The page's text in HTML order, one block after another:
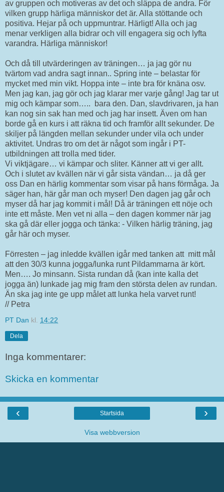
av gruppen och motiveras av det och släppa de andra. För
vilken grupp härliga människor det är. Alla stöttande och
positiva. Hejar på och uppmuntrar. Härligt! Alla och jag
menar verkligen alla bidrar och vill engagera sig och lyfta
varandra. Härliga människor!
Och då till utvärderingen av träningen… ja jag gör nu
tvärtom vad andra sagt innan.. Spring inte – belastar för
mycket med min vikt. Hoppa inte – inte bra för knäna osv.
Men jag kan, jag gör och jag klarar mer varje gång! Jag tar ut
mig och kämpar som….. bara den. Dan, slavdrivaren, ja han
kan nog sin sak han med och jag har insett. Även om han
borde gå en kurs i att räkna tid och framför allt sekunder. De
skiljer på längden mellan sekunder under vila och under
aktivitet. Undras tro om det är något som ingår i PT-
utbildningen att trolla med tider.
Vi viktjägare… vi kämpar och sliter. Känner att vi ger allt.
Och i slutet av kvällen när vi går sista vändan… ja då ger
oss Dan en härlig kommentar som visar på hans förmåga. Ja
säger han, här går man och myser! Den dagen jag går och
myser då har jag kommit i mål! Då är träningen ett nöje och
inte ett måste. Men vet ni alla – den dagen kommer när jag
ska gå där eller jogga och tänka: - Vilken härlig träning, jag
går här och myser.
Förresten – jag inledde kvällen igår med tanken att mitt mål
att den 30/3 kunna jogga/lunka runt Pildammarna är kört.
Men…. Jo minsann. Sista rundan då (kan inte kalla det
jogga än) lunkade jag mig fram den största delen av rundan.
Än ska jag inte ge upp målet att lunka hela varvet runt!
// Petra
PT Dan kl. 14:22
Dela
Inga kommentarer:
Skicka en kommentar
‹ ›
Startsida
Visa webbversion